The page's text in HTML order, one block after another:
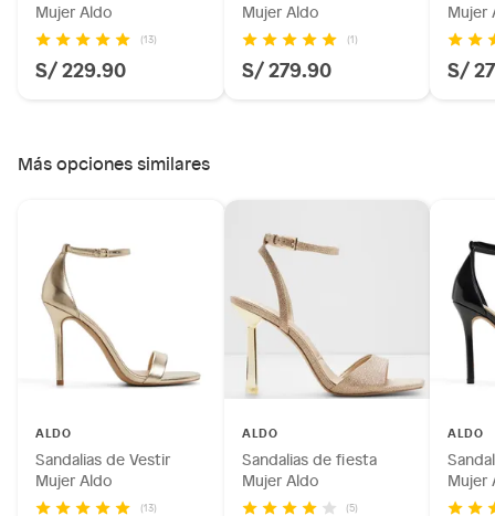
Mujer Aldo
(13)
S/ 229.90
Mujer Aldo
(1)
S/ 279.90
Mujer
S/
Más opciones similares
ALDO
Sandalias de Vestir
Mujer Aldo
(13)
ALDO
Sandalias de fiesta
Mujer Aldo
(5)
ALDO
Mujer